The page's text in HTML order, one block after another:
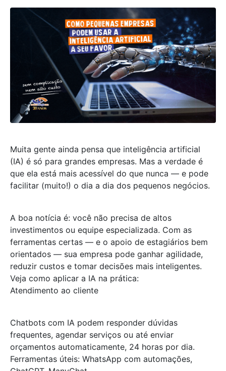
Muita gente ainda pensa que inteligência artificial
(IA) é só para grandes empresas. Mas a verdade é
que ela está mais acessível do que nunca — e pode
facilitar (muito!) o dia a dia dos pequenos negócios.
A boa notícia é: você não precisa de altos
investimentos ou equipe especializada. Com as
ferramentas certas — e o apoio de estagiários bem
orientados — sua empresa pode ganhar agilidade,
reduzir custos e tomar decisões mais inteligentes.
Veja como aplicar a IA na prática:
Atendimento ao cliente
Chatbots com IA podem responder dúvidas
frequentes, agendar serviços ou até enviar
orçamentos automaticamente, 24 horas por dia.
Ferramentas úteis: WhatsApp com automações,